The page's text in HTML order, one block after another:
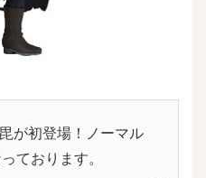
が初登場！ノーマル
ております。